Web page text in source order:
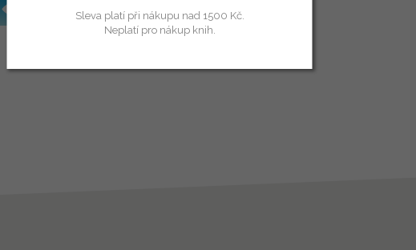
Sleva platí při nákupu nad 1500 Kč.
Neplatí pro nákup knih.